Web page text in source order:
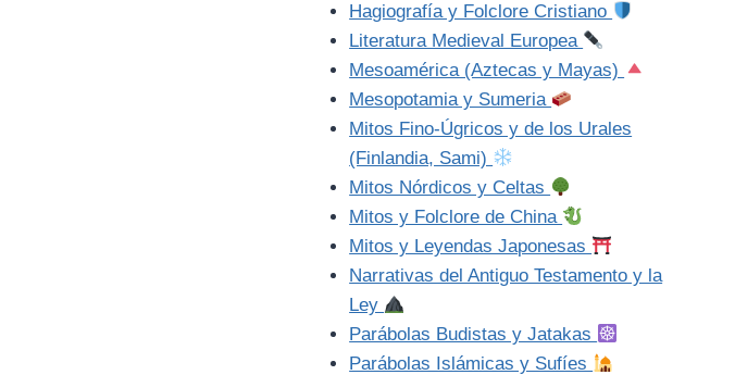
Hagiografía y Folclore Cristiano
Literatura Medieval Europea
Mesoamérica (Aztecas y Mayas)
Mesopotamia y Sumeria
Mitos Fino-Úgricos y de los Urales
(Finlandia, Sami)
Mitos Nórdicos y Celtas
Mitos y Folclore de China
Mitos y Leyendas Japonesas
Narrativas del Antiguo Testamento y la
Ley
Parábolas Budistas y Jatakas
Parábolas Islámicas y Sufíes